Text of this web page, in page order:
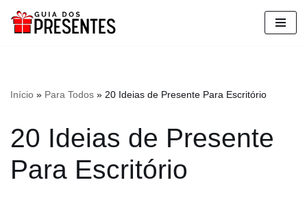
Pular
Início » Para Todos » 20 Ideias de Presente Para Escritório
20 Ideias de Presente
Para Escritório